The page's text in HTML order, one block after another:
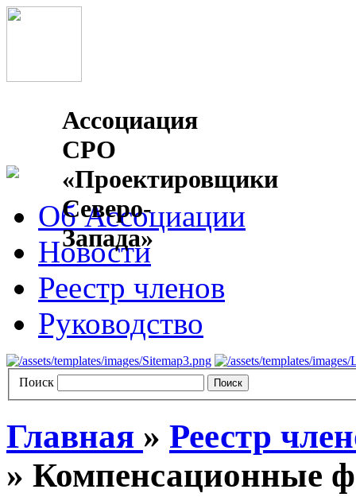
Ассоциация
СРО
«Проектировщики
Северо-
Запада»
Об Ассоциации
Новости
Реестр членов
Руководство
Поиск
Главная » Реестр
» Компенсационные